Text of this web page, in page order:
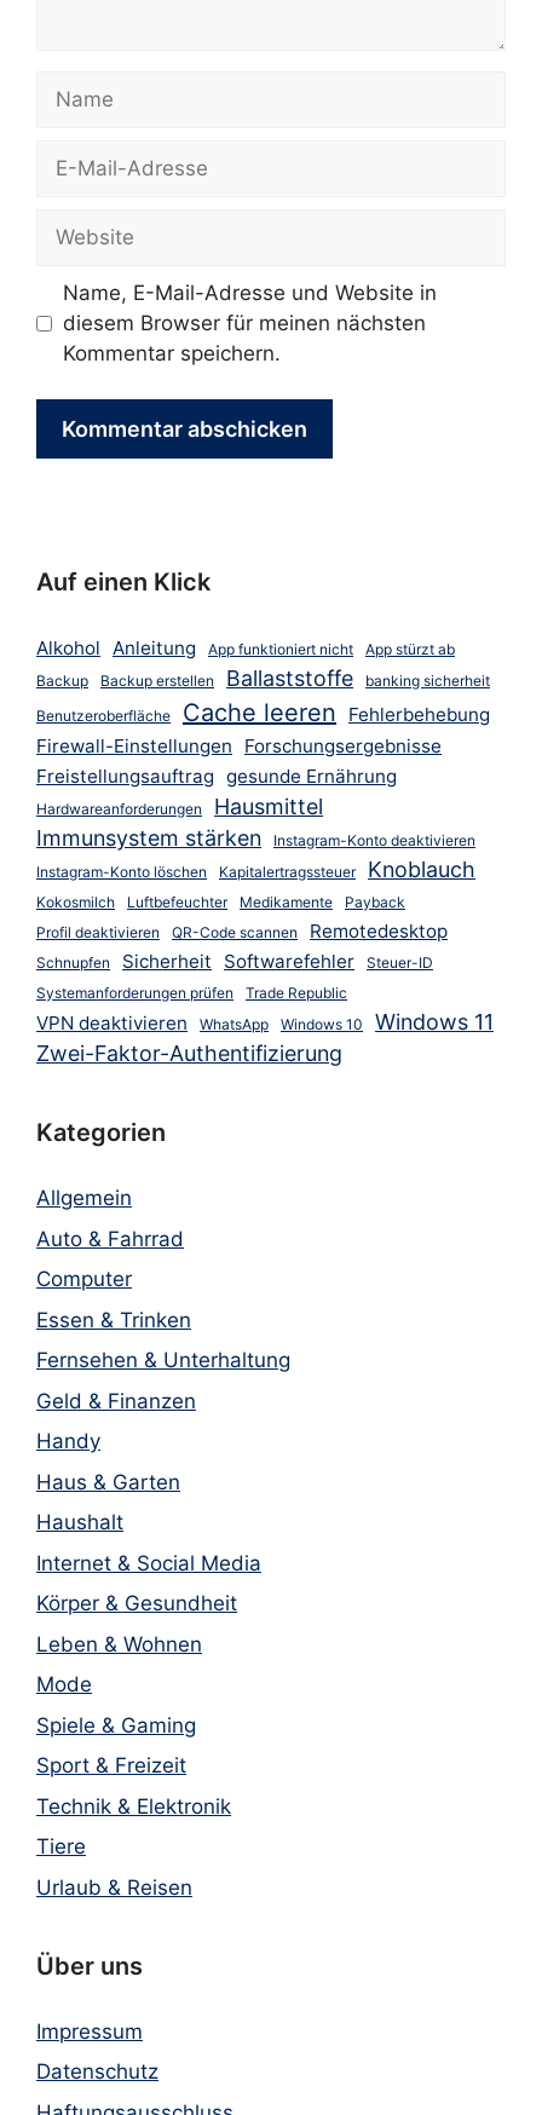
Mail-
Name, E-Mail-Adresse und Website in
diesem Browser für meinen nächsten
Kommentar speichern.
Auf einen Klick
Alkohol Anleitung App funktioniert nicht
App stürzt ab
Backup
Backup erstellen Ballaststoffe
banking sicherheit
Benutzeroberfläche
Cache leeren
Fehlerbehebung
Firewall-Einstellungen
Forschungsergebnisse
Freistellungsauftrag gesunde Ernährung
Hardwareanforderungen
Hausmittel
Immunsystem stärken
Instagram-Konto deaktivieren
Instagram-Konto löschen
Kapitalertragssteuer Knoblauch
Kokosmilch Luftbefeuchter Medikamente
Payback
Profil deaktivieren
QR-Code scannen Remotedesktop
Schnupfen Sicherheit Softwarefehler
Steuer-ID
Systemanforderungen prüfen
Trade Republic
VPN deaktivieren WhatsApp Windows 10
Windows 11
Zwei-Faktor-Authentifizierung
Kategorien
Allgemein
Auto & Fahrrad
Computer
Essen & Trinken
Fernsehen & Unterhaltung
Geld & Finanzen
Handy
Haus & Garten
Haushalt
Internet & Social Media
Körper & Gesundheit
Leben & Wohnen
Mode
Spiele & Gaming
Sport & Freizeit
Technik & Elektronik
Tiere
Urlaub & Reisen
Über uns
Impressum
Datenschutz